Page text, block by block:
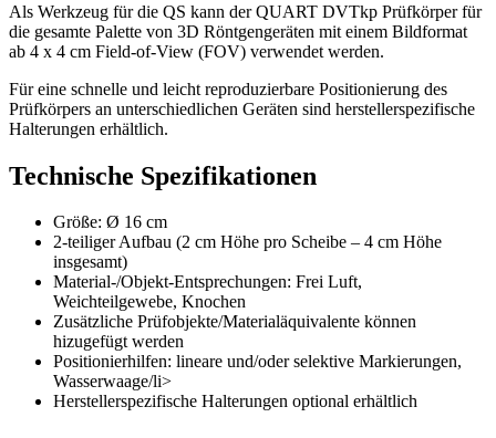
Als Werkzeug für die QS kann der QUART DVTkp Prüfkörper für
die gesamte Palette von 3D Röntgengeräten mit einem Bildformat
ab 4 x 4 cm Field-of-View (FOV) verwendet werden.
Für eine schnelle und leicht reproduzierbare Positionierung des
Prüfkörpers an unterschiedlichen Geräten sind herstellerspezifische
Halterungen erhältlich.
Technische Spezifikationen
Größe: Ø 16 cm
2-teiliger Aufbau (2 cm Höhe pro Scheibe – 4 cm Höhe
insgesamt)
Material-/Objekt-Entsprechungen: Frei Luft,
Weichteilgewebe, Knochen
Zusätzliche Prüfobjekte/Materialäquivalente können
hizugefügt werden
Positionierhilfen: lineare und/oder selektive Markierungen,
Wasserwaage/li>
Herstellerspezifische Halterungen optional erhältlich